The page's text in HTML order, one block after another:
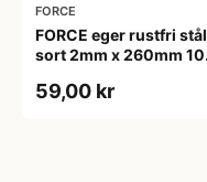
FORCE
FORCE eger rustfri stål
sort 2mm x 260mm 10
59,00 kr